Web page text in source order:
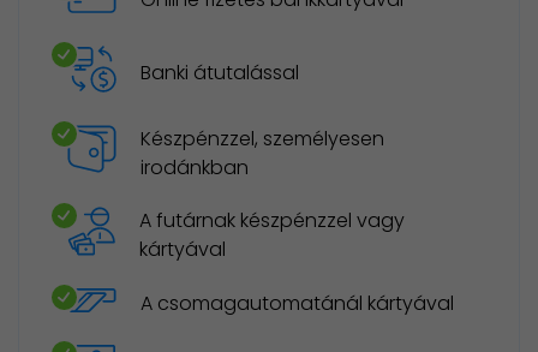
Banki átutalással
Készpénzzel, személyesen
irodánkban
A futárnak készpénzzel vagy
kártyával
A csomagautomatánál kártyával